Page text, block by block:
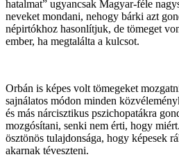
hatalmat” ugyancsak Magyar-féle
neveket mondani, nehogy bárki azt
népirtókhoz hasonlítjuk, de tömeget
ember, ha megtalálta a kulcsot.
Orbán is képes volt tömegeket
sajnálatos módon minden
és más nárcisztikus pszichopatákra
mozgósítani, senki nem érti, hogy
ösztönös tulajdonsága, hogy képesek
akarnak téveszteni.